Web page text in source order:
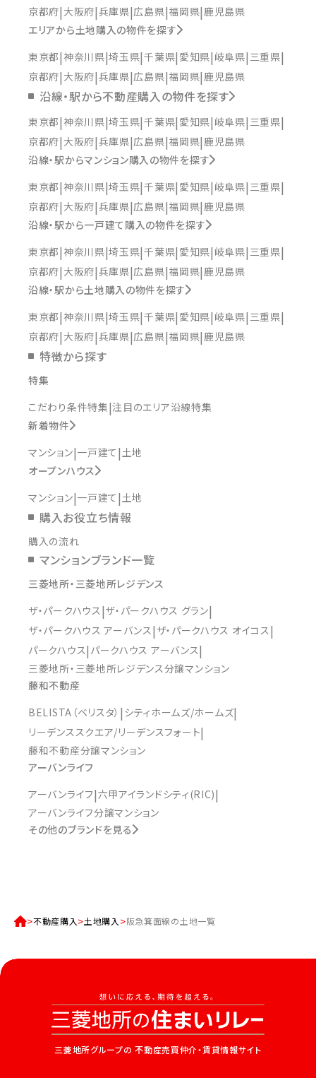
京都府 大阪府 兵庫県 広島県 福岡県 鹿児島県
エリアから土地購入の物件を探す
東京都 神奈川県 埼玉県 千葉県 愛知県 岐阜県 三重県
京都府 大阪府 兵庫県 広島県 福岡県 鹿児島県
沿線・駅から不動産購入の物件を探す
東京都 神奈川県 埼玉県 千葉県 愛知県 岐阜県 三重県
京都府 大阪府 兵庫県 広島県 福岡県 鹿児島県
沿線・駅からマンション購入の物件を探す
東京都 神奈川県 埼玉県 千葉県 愛知県 岐阜県 三重県
京都府 大阪府 兵庫県 広島県 福岡県 鹿児島県
沿線・駅から一戸建て購入の物件を探す
東京都 神奈川県 埼玉県 千葉県 愛知県 岐阜県 三重県
京都府 大阪府 兵庫県 広島県 福岡県 鹿児島県
沿線・駅から土地購入の物件を探す
東京都 神奈川県 埼玉県 千葉県 愛知県 岐阜県 三重県
京都府 大阪府 兵庫県 広島県 福岡県 鹿児島県
特徴から探す
特集
こだわり条件特集 注目のエリア沿線特集
新着物件
マンション 一戸建て 土地
オープンハウス
マンション 一戸建て 土地
購入お役立ち情報
購入の流れ
マンションブランド一覧
三菱地所・三菱地所レジデンス
ザ・パークハウス ザ・パークハウス グラン
ザ・パークハウス アーバンス ザ・パークハウス オイコス
パークハウス パークハウス アーバンス
三菱地所・三菱地所レジデンス分譲マンション
藤和不動産
BELISTA（ベリスタ） シティホームズ/ホームズ
リーデンススクエア/リーデンスフォート
藤和不動産分譲マンション
アーバンライフ
アーバンライフ 六甲アイランドシティ(RIC)
アーバンライフ分譲マンション
その他のブランドを見る
不動産購入 土地購入 阪急箕面線の土地一覧
三菱地所グループの 不動産売買仲介・賃貸情報サイト